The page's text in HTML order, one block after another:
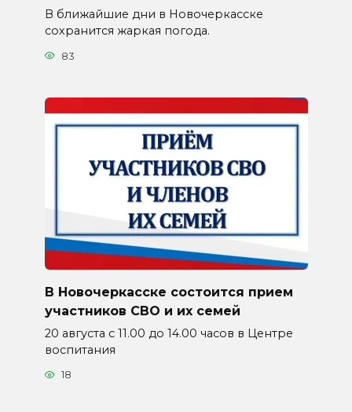
В ближайшие дни в Новочеркасске
сохранится жаркая погода.
83
В Новочеркасске состоится прием
участников СВО и их семей
20 августа с 11.00 до 14.00 часов в Центре
воспитания
18